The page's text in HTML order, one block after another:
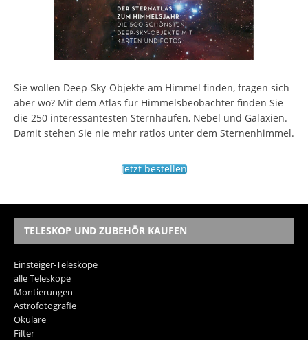
Sie wollen Deep-Sky-Objekte am Himmel finden, fragen sich
aber wo? Mit dem Atlas für Himmelsbeobachter finden Sie
die 250 interessantesten Sternhaufen, Nebel und Galaxien.
Damit stehen Sie nie mehr ratlos unter dem Sternenhimmel.
Jetzt bestellen
TELESKOP UND ZUBEHÖR KAUFEN
Einsteiger-Teleskope
alle Teleskope
Montierungen
Astrofotografie
Okulare
Filter